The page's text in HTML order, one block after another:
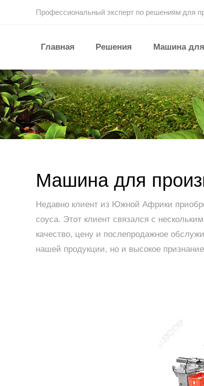
Профессиональный эксперт по решениям для
Главная Решения Машина для
Машина для
Недавно клиент из Южной Африки
соуса. Этот клиент связался с
качество, цену и послепродажное
нашей продукции, но и высокое